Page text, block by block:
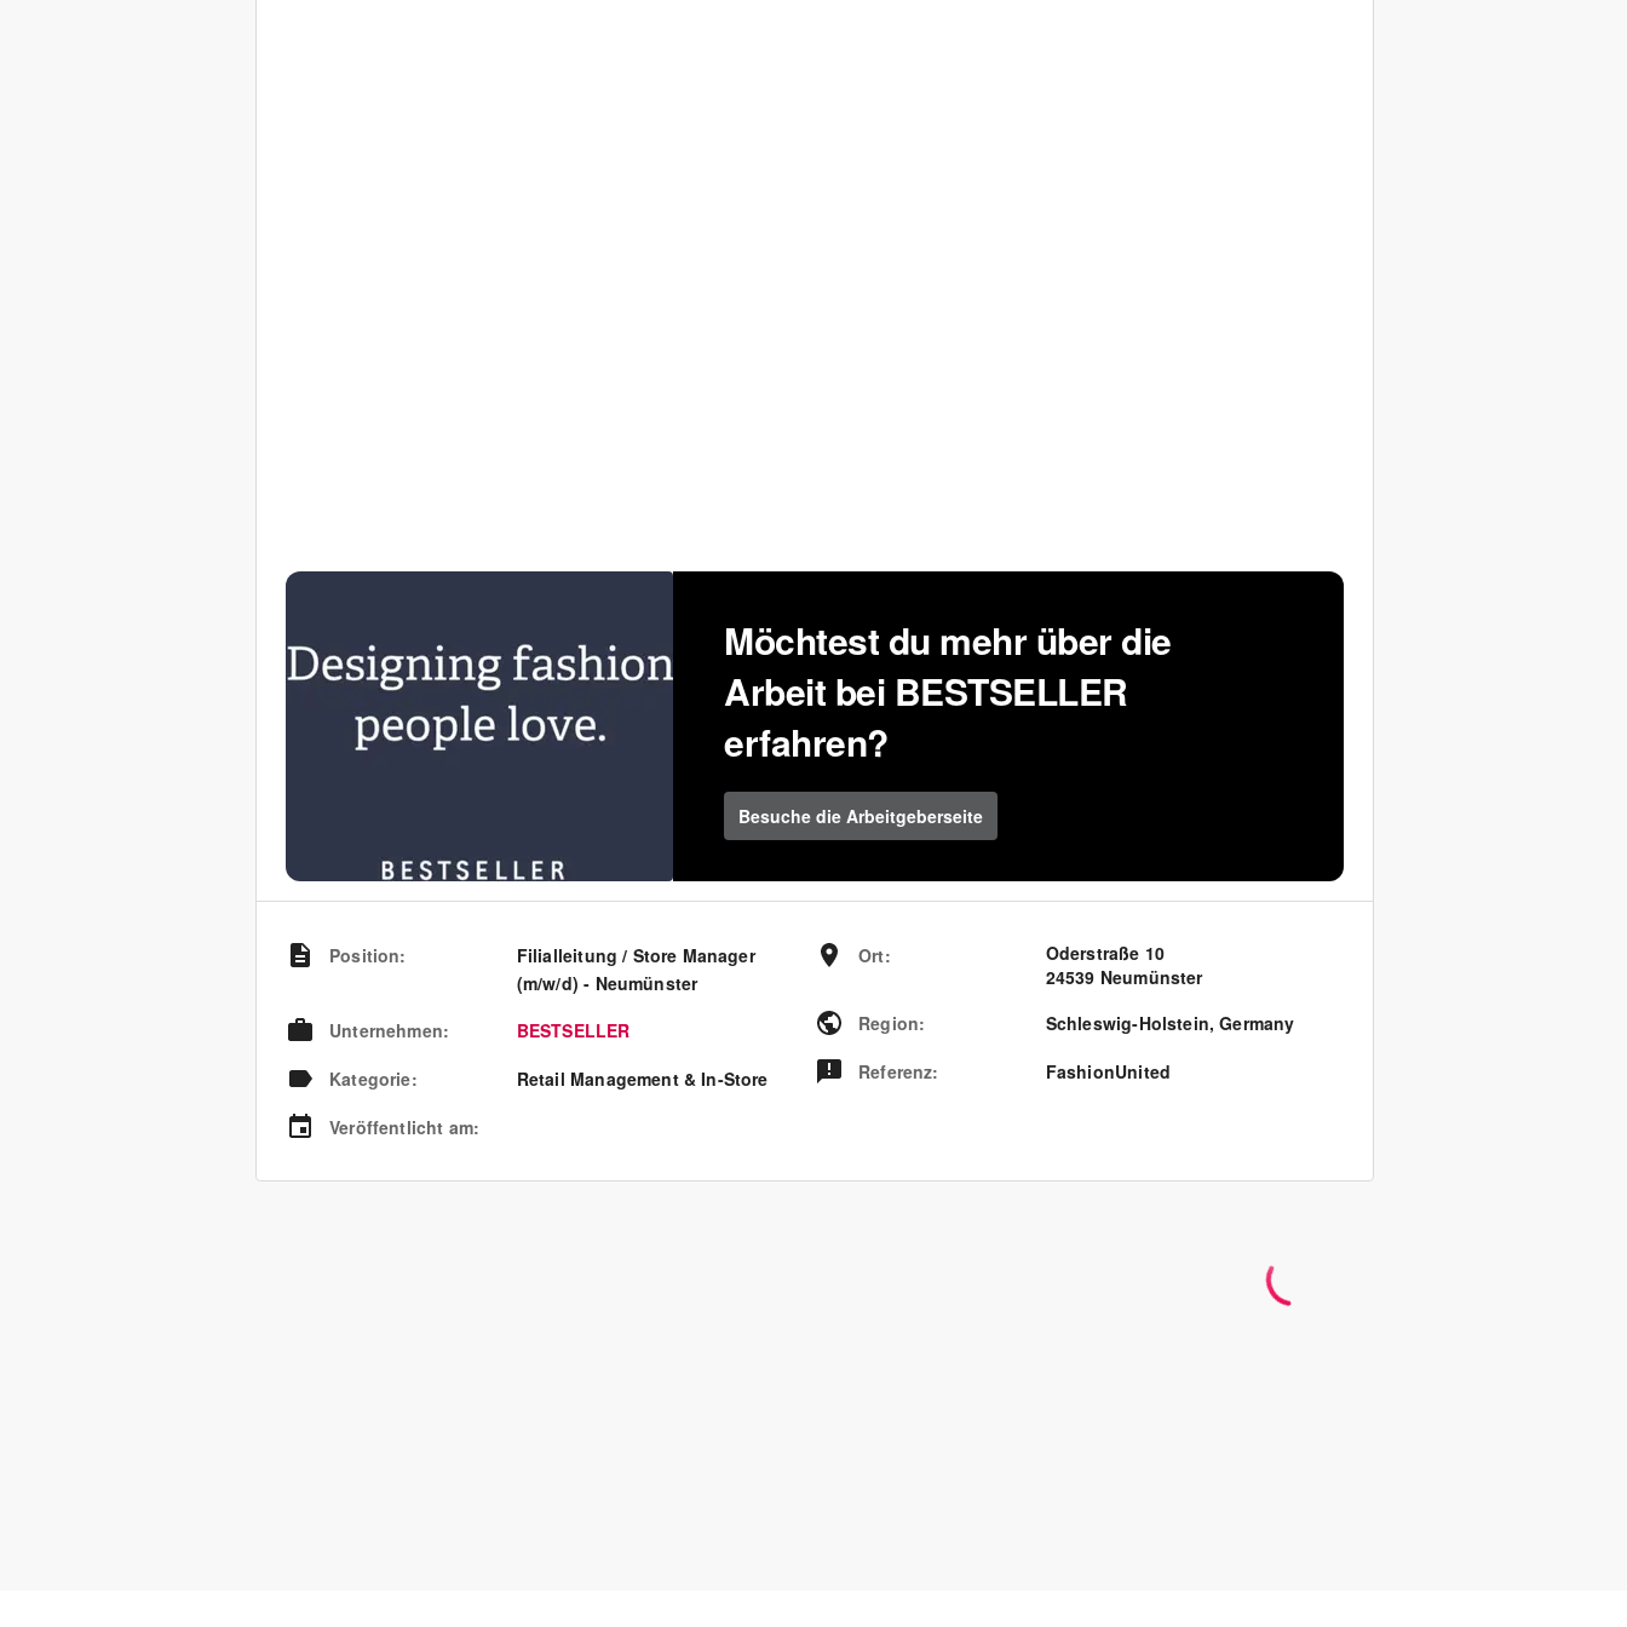
Möchtest du mehr über die
Arbeit bei BESTSELLER
erfahren?
Besuche die Arbeitgeberseite
Position:
Filialleitung / Store Manager
(m/w/d) - Neumünster
Unternehmen:
BESTSELLER
Kategorie:
Retail Management & In-Store
Veröffentlicht am:
Ort:
Oderstraße 10
24539 Neumünster
Region: Schleswig-Holstein,Germany
Referenz: FashionUnited